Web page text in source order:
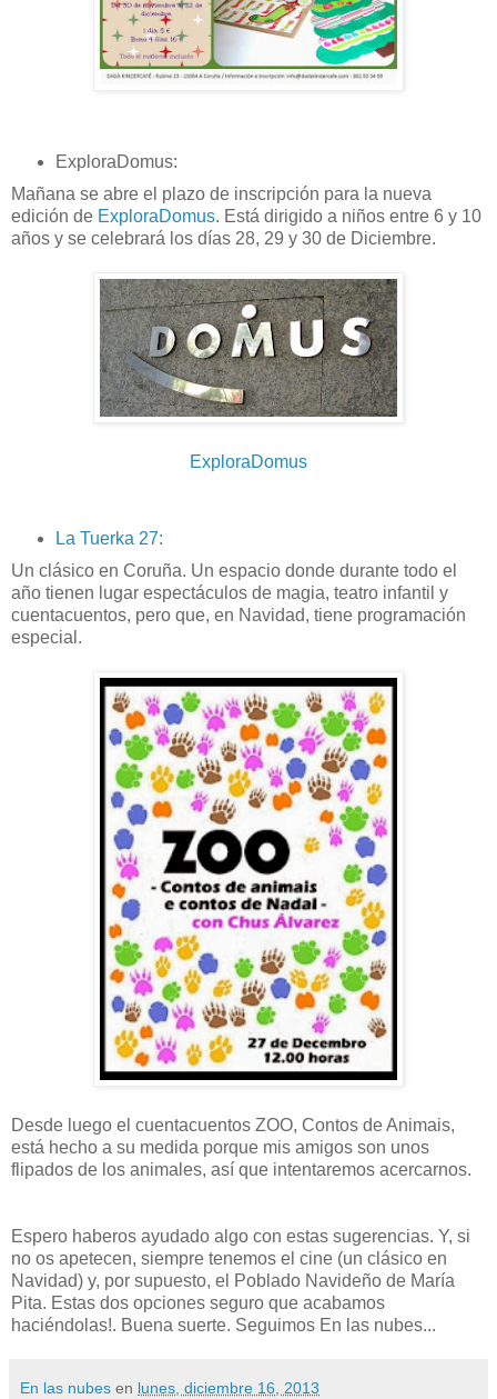
ExploraDomus:
Mañana se abre el plazo de inscripción para la nueva
edición de ExploraDomus. Está dirigido a niños entre 6 y 10
años y se celebrará los días 28, 29 y 30 de Diciembre.
ExploraDomus
La Tuerka 27:
Un clásico en Coruña. Un espacio donde durante todo el
año tienen lugar espectáculos de magia, teatro infantil y
cuentacuentos, pero que, en Navidad, tiene programación
especial.
Desde luego el cuentacuentos ZOO, Contos de Animais,
está hecho a su medida porque mis amigos son unos
flipados de los animales, así que intentaremos acercarnos.
Espero haberos ayudado algo con estas sugerencias. Y, si
no os apetecen, siempre tenemos el cine (un clásico en
Navidad) y, por supuesto, el Poblado Navideño de María
Pita. Estas dos opciones seguro que acabamos
haciéndolas!. Buena suerte. Seguimos En las nubes...
En las nubes en lunes, diciembre 16, 2013